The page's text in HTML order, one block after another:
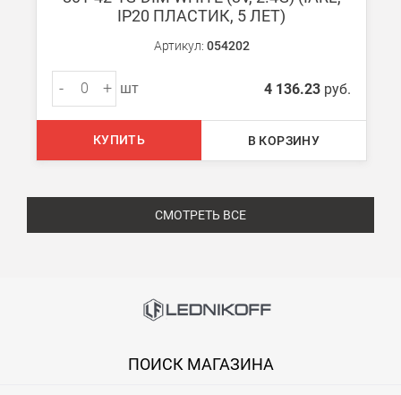
IP20 ПЛАСТИК, 5 ЛЕТ)
Артикул: 054202
- + шт 4 136.23 руб.
КУПИТЬ В КОРЗИНУ
СМОТРЕТЬ ВСЕ
ПОИСК МАГАЗИНА